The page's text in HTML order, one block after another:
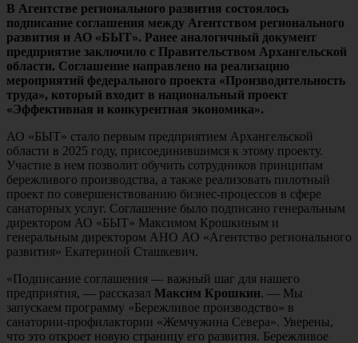
В Агентстве регионального развития состоялось
подписание соглашения между Агентством регионального
развития и АО «БЫТ». Ранее аналогичный документ
предприятие заключило с Правительством Архангельской
области. Соглашение направлено на реализацию
мероприятий федерального проекта «Производительность
труда», который входит в национальный проект
«Эффективная и конкурентная экономика».
АО «БЫТ» стало первым предприятием Архангельской
области в 2025 году, присоединившимся к этому проекту.
Участие в нем позволит обучить сотрудников принципам
бережливого производства, а также реализовать пилотный
проект по совершенствованию бизнес-процессов в сфере
санаторных услуг. Соглашение было подписано генеральным
директором АО «БЫТ» Максимом Крошкиным и
генеральным директором АНО АО «Агентство регионального
развития» Екатериной Сташкевич.
«Подписание соглашения — важный шаг для нашего
предприятия, — рассказал Максим Крошкин. — Мы
запускаем программу «Бережливое производство» в
санатории-профилактории «Жемчужина Севера». Уверены,
что это откроет новую страницу его развития. Бережливое